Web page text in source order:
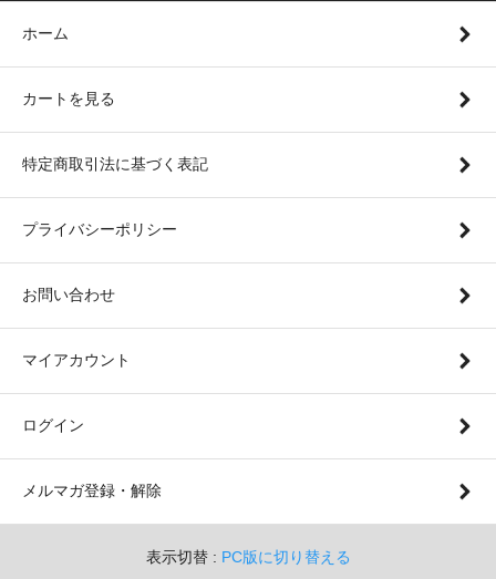
ホーム
カートを見る
特定商取引法に基づく表記
プライバシーポリシー
お問い合わせ
マイアカウント
ログイン
メルマガ登録・解除
表示切替 : PC版に切り替える